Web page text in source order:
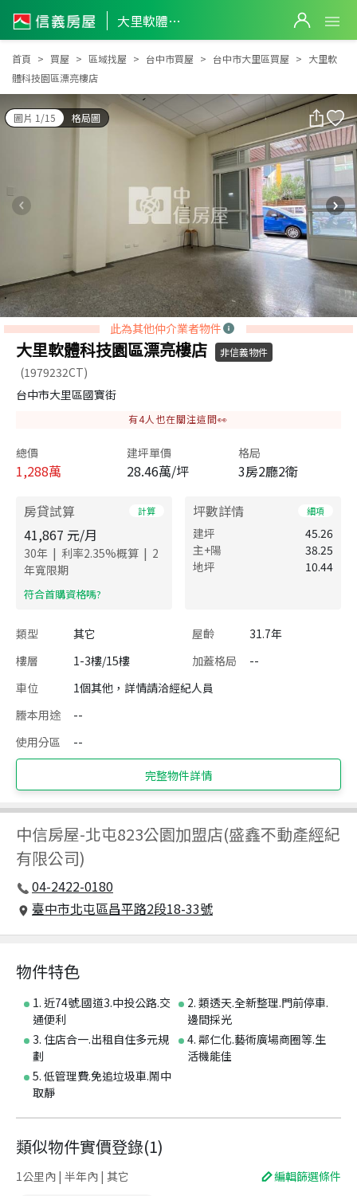
大里軟體科技園區漂亮樓店
大里軟體科技園區漂亮樓店
首頁 買屋 區域找屋 台中市買屋 台中市大里區買屋
大里軟
體科技園區漂亮樓店
圖片 1/15 格局圖
此為其他仲介業者物件
大里軟體科技園區漂亮樓店 非信義物件
(1979232CT)
台中市大里區國寶街
有4人也在關注這間👀
總價
1,288萬
建坪單價
28.46萬/坪
格局
3房2廳2衛
房貸試算 計算
41,867 元/月
30年 | 利率2.35%概算 | 2
年寬限期
​符合首購資格嗎?
坪數詳情 細項
建坪
45.26
主+陽
38.25
地坪
10.44
類型 其它 屋齡
31.7年
樓層
1-3樓/15樓 加蓋格局
--
車位
1個其他，詳情請洽經紀人員
謄本用途
--
使用分區
--
完整物件詳情
中信房屋-北屯823公園加盟店(盛鑫不動產經紀
有限公司)
04-2422-0180
臺中市北屯區昌平路2段18-33號
物件特色
1. 近74號.國道3.中投公路.交
通便利
2. 類透天.全新整理.門前停車.
邊間採光
3. 住店合一.出租自住多元規
劃
4. 鄰仁化.藝術廣場商圈等.生
活機能佳
5. 低管理費.免追垃圾車.鬧中
取靜
類似物件實價登錄(1)
1公里內 | 半年內 | 其它 編輯篩選條件